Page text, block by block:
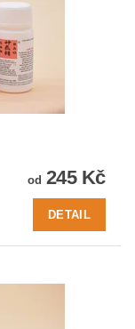
od 245 Kč
DETAIL